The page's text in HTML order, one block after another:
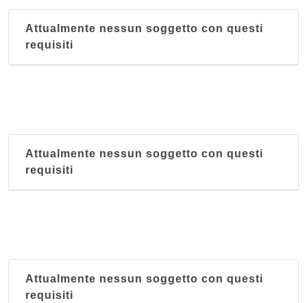
Attualmente nessun soggetto con questi
requisiti
Attualmente nessun soggetto con questi
requisiti
Attualmente nessun soggetto con questi
requisiti